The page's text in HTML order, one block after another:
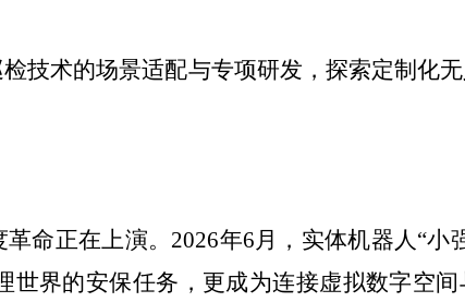
技术的场景适配与专项研发，探索定制化
命正在上演。2026年6月，实体机器人“小
界的安保任务，更成为连接虚拟数字空